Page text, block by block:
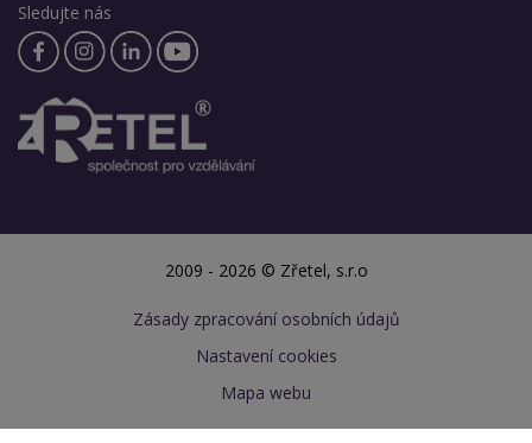
Sledujte nás
2009 - 2026 © Zřetel, s.r.o
Zásady zpracování osobních údajů
Nastavení cookies
Mapa webu